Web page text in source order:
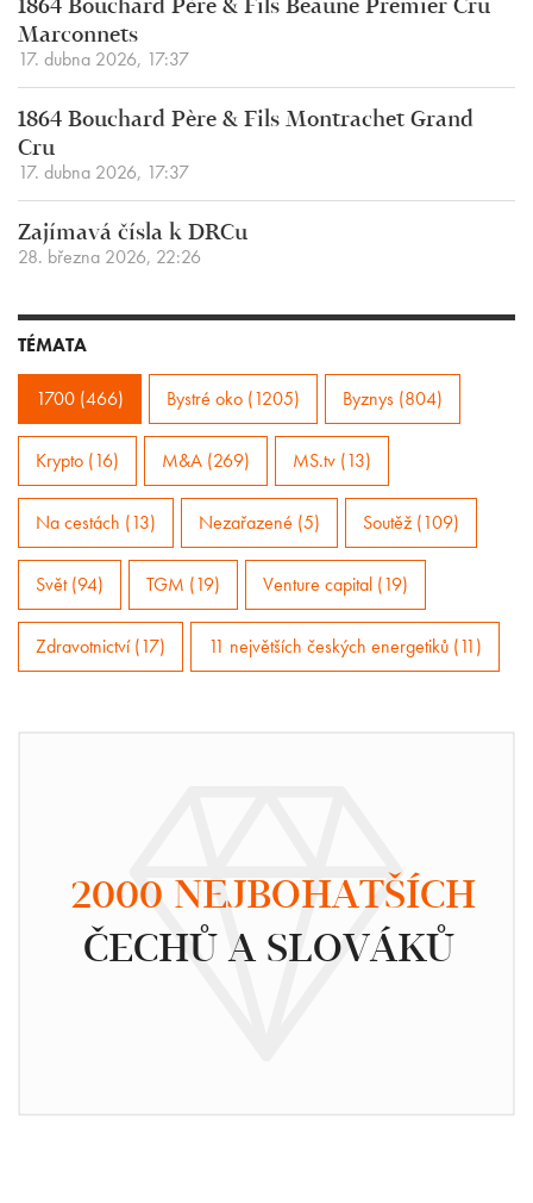
1864 Bouchard Père & Fils Beaune Premier Cru
Marconnets
17. dubna 2026, 17:37
1864 Bouchard Père & Fils Montrachet Grand
Cru
17. dubna 2026, 17:37
Zajímavá čísla k DRCu
28. března 2026, 22:26
TÉMATA
1700 (466) Bystré oko (1205) Byznys (804)
Krypto (16) M&A (269) MS.tv (13)
Na cestách (13) Nezařazené (5) Soutěž (109)
Svět (94) TGM (19) Venture capital (19)
Zdravotnictví (17) 11 největších českých energetiků (11)
2000 NEJBOHATŠÍCH
ČECHŮ A SLOVÁKŮ